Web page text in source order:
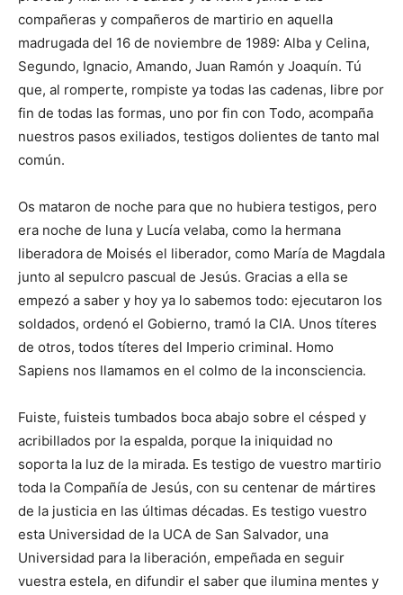
compañeras y compañeros de martirio en aquella
madrugada del 16 de noviembre de 1989: Alba y Celina,
Segundo, Ignacio, Amando, Juan Ramón y Joaquín. Tú
que, al romperte, rompiste ya todas las cadenas, libre por
fin de todas las formas, uno por fin con Todo, acompaña
nuestros pasos exiliados, testigos dolientes de tanto mal
común.
Os mataron de noche para que no hubiera testigos, pero
era noche de luna y Lucía velaba, como la hermana
liberadora de Moisés el liberador, como María de Magdala
junto al sepulcro pascual de Jesús. Gracias a ella se
empezó a saber y hoy ya lo sabemos todo: ejecutaron los
soldados, ordenó el Gobierno, tramó la CIA. Unos títeres
de otros, todos títeres del Imperio criminal. Homo
Sapiens nos llamamos en el colmo de la inconsciencia.
Fuiste, fuisteis tumbados boca abajo sobre el césped y
acribillados por la espalda, porque la iniquidad no
soporta la luz de la mirada. Es testigo de vuestro martirio
toda la Compañía de Jesús, con su centenar de mártires
de la justicia en las últimas décadas. Es testigo vuestro
esta Universidad de la UCA de San Salvador, una
Universidad para la liberación, empeñada en seguir
vuestra estela, en difundir el saber que ilumina mentes y